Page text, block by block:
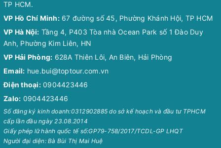
TP HCM.
VP Hồ Chí Minh: 67 đường số 45, Phường Khánh Hội, TP HCM
VP Hà Nội: Tầng 4, P403 Tòa nhà Ocean Park số 1 Đào Duy
Anh, Phường Kim Liên, HN
VP Hải Phòng: 628A Thiên Lôi, An Biên, Hải Phòng
Email: hue.bui@toptour.com.vn
Điện thoại: 0904423446
Zalo: 0904423446
Số đăng ký kinh doanh:0312902885 do sở kế hoạch và đầu tư TPHCM
cấp lần đầu ngày 23.08.2014
Giấy phép lữ hành quốc tế số:GP79-758/2017/TCDL-GP LHQT
Người đại diện: Bà Bùi Thị Mai Huệ